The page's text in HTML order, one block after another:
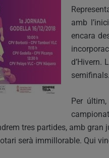
amb
encara
d’Hivern.
Per
tres partides, amb
serà immillorable. Qui